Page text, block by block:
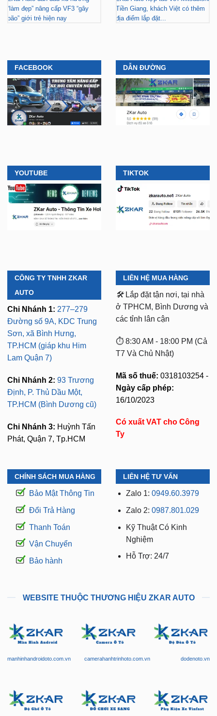
“làm đẹp” nâng cấp VF3 “gây
bão” giới trẻ hiện nay
Tiền Giang, khách Việt có thêm
địa điểm lắp đặt...
FACEBOOK DẪN ĐƯỜNG
YOUTUBE TIKTOK
CÔNG TY TNHH ZKAR
AUTO
Chi Nhánh 1: 277–279
Đường số 9A, KDC Trung
Sơn, xã Bình Hưng,
TP.HCM (giáp khu Him
Lam Quận 7)
Chi Nhánh 2: 93 Trương
Định, P. Thủ Dầu Một,
TP.HCM (Bình Dương cũ)
Chi Nhánh 3: Huỳnh Tấn
Phát, Quận 7, Tp.HCM
LIÊN HỆ MUA HÀNG
🛠️ Lắp đặt tận nơi, tại nhà
ở TPHCM, Bình Dương và
các tỉnh lân cận
⏱️ 8:30 AM - 18:00 PM (Cả
T7 Và Chủ Nhật)
Mã số thuế: 0318103254 -
Ngày cấp phép:
16/10/2023
Có xuất VAT cho Công
Ty
CHÍNH SÁCH MUA HÀNG
Bảo Mật Thông Tin
Đổi Trả Hàng
Thanh Toán
Vận Chuyển
Bảo hành
LIÊN HỆ TƯ VẤN
Zalo 1: 0949.60.3979
Zalo 2: 0987.801.029
Kỹ Thuật Có Kinh
Nghiệm
Hỗ Trợ: 24/7
WEBSITE THUỘC THƯƠNG HIỆU ZKAR AUTO
manhinhandroidoto.com.vn camerahanhtrinhoto.com.vn dodenoto.vn